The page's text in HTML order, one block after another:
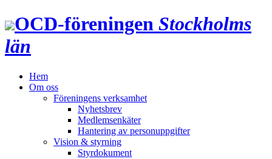
OCD‑föreningen Stockholms
län
Hem
Om oss
Föreningens verksamhet
Nyhetsbrev
Medlemsenkäter
Hantering av personuppgifter
Vision & styrning
Styrdokument